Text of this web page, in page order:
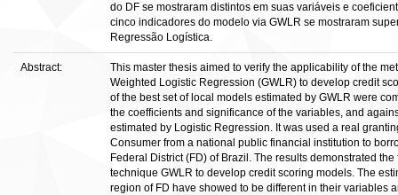
do DF se mostraram distintos em suas variáveis e
cinco indicadores do modelo via GWLR se mostraram
Regressão Logística.
Abstract:
This master thesis aimed to verify the applicability of the
Weighted Logistic Regression (GWLR) to develop credit
of the best set of local models estimated by GWLR were
the coefficients and significance of the variables, and
estimated by Logistic Regression. It was used a real
Consumer from a national public financial institution to
Federal District (FD) of Brazil. The results demonstrated
technique GWLR to develop credit scoring models. The
region of FD have showed to be different in their variables